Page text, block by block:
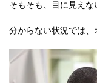
そもそも、目に見え
分からない状況では、